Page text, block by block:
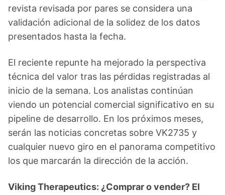
revista revisada por pares se considera una
validación adicional de la solidez de los datos
presentados hasta la fecha.
El reciente repunte ha mejorado la perspectiva
técnica del valor tras las pérdidas registradas al
inicio de la semana. Los analistas continúan
viendo un potencial comercial significativo en su
pipeline de desarrollo. En los próximos meses,
serán las noticias concretas sobre VK2735 y
cualquier nuevo giro en el panorama competitivo
los que marcarán la dirección de la acción.
Viking Therapeutics: ¿Comprar o vender? El